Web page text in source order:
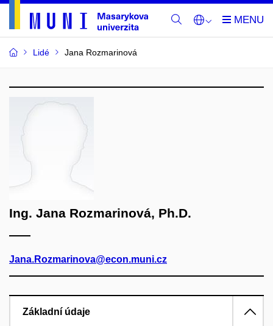
Lidé Jana Rozmarinová
Ing. Jana Rozmarinová, Ph.D.
Jana.Rozmarinova@econ.muni.cz
Základní údaje